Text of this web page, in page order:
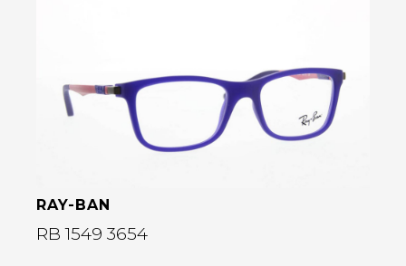
RAY-BAN
RB 1549 3654